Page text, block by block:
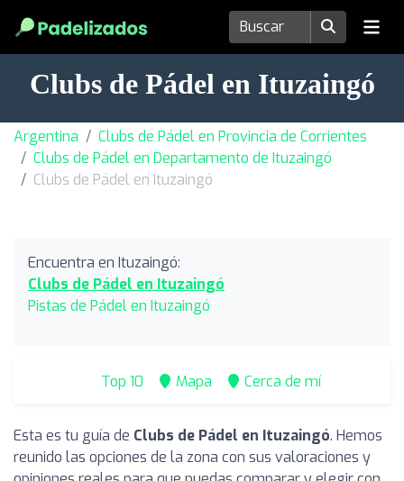
Clubs de Pádel en Ituzaingó
Argentina
Clubs de Pádel en Provincia de Corrientes
Clubs de Pádel en Departamento de Ituzaingó
Clubs de Pádel en Ituzaingó
Encuentra en Ituzaingó:
Clubs de Pádel en Ituzaingó
Pistas de Pádel en Ituzaingó
Top 10 Mapa Cerca de mí
Esta es tu guía de Clubs de Pádel en Ituzaingó. Hemos
reunido las opciones de la zona con sus valoraciones y